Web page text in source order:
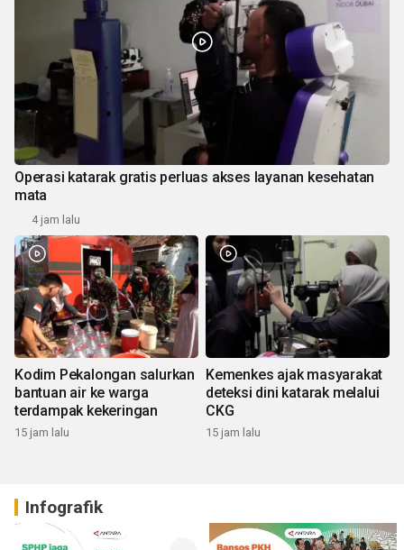
Operasi katarak gratis perluas akses layanan kesehatan
mata
4 jam lalu
Kodim Pekalongan salurkan
bantuan air ke warga
terdampak kekeringan
15 jam lalu
Kemenkes ajak masyarakat
deteksi dini katarak melalui
CKG
15 jam lalu
Infografik